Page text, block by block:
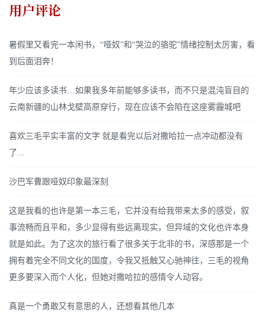
用户评论
暑假里又看完一本闲书，“哑奴”和“哭泣的骆驼”情绪控制太厉害，看
到后面泪奔！
年少应该多读书…如果我多年前能够多读书，而不只是混沌盲目的
云南新疆的山林戈壁高原穿行，现在应该不会陷在这座雾霾城吧
喜欢三毛平实丰富的文字 就是看完以后对撒哈拉一点冲动都没有
了...
沙巴军曹跟哑奴印象最深刻
这是我看的也许是第一本三毛，它并没有给我带来太多的感受，叙
事流畅而且平和，多少显得有些远离现实，但异域的文化也许本身
就是如此。为了这次的旅行看了很多关于北非的书，深感那是一个
拥有着完全不同文化的国度，令我又抵触又心驰神往，三毛的视角
更多要深入而个人化，但她对撒哈拉的感情令人动容。
真是一个勇敢又有意思的人，还想看其他几本